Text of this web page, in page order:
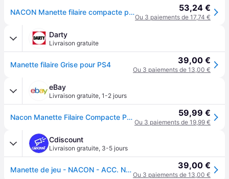
NACON Manette filaire compacte pour Playstation 4 - Neuf - Gris 53,24 €
Ou 3 paiements de 17,74 €
Darty
Livraison gratuite
Manette filaire Grise pour PS4 39,00 €
Ou 3 paiements de 13,00 €
eBay
Livraison gratuite, 1-2 jours
Nacon Manette Filaire Compacte Ps4 Compatible Pc Gris Contrôleur Gaming 59,99 €
Ou 3 paiements de 19,99 €
Cdiscount
Livraison gratuite, 3-5 jours
Manette de jeu - NACON - ACC. NACON Manette Filaire Compacte - Filaire - Compatible PS4 - Gris 39,00 €
Ou 3 paiements de 13,00 €